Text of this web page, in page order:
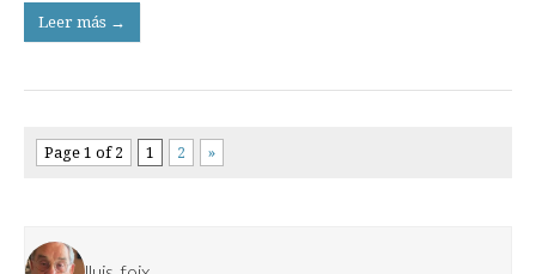
Leer más →
Page 1 of 2 1 2 »